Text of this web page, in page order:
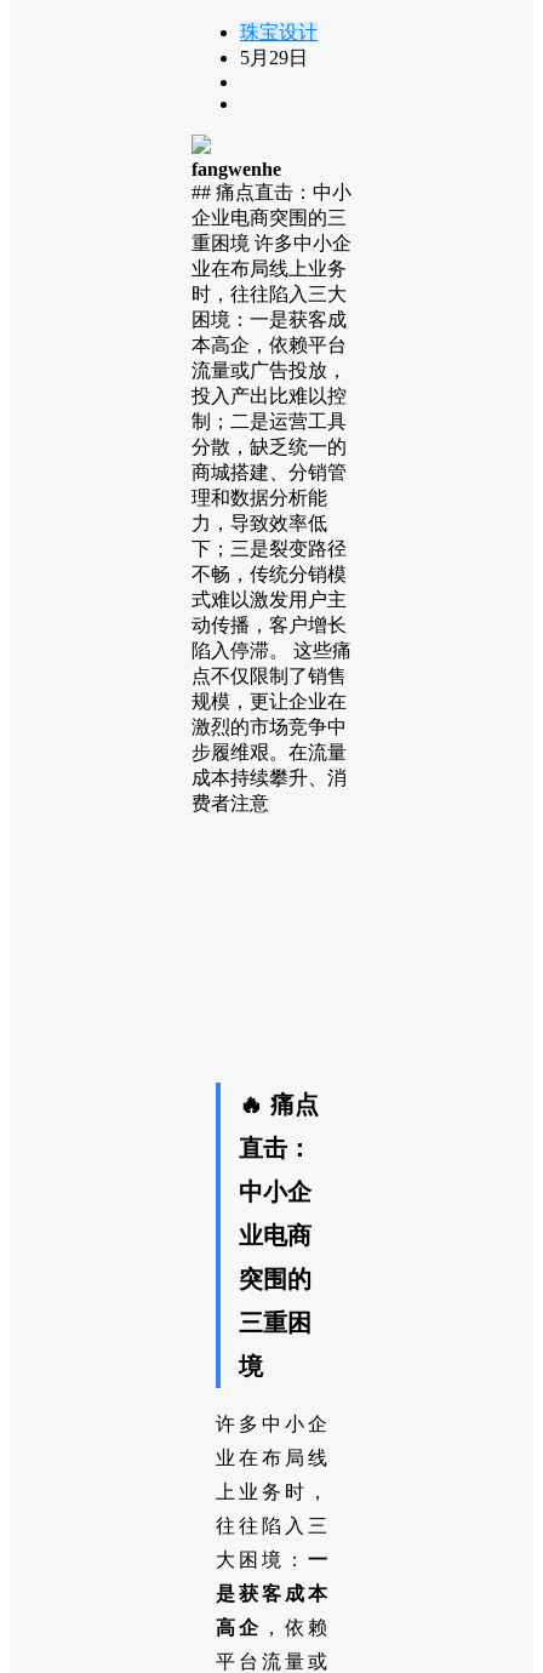
珠宝设计
5月29日
fangwenhe
## 痛点直击：中小
企业电商突围的三
重困境 许多中小企
业在布局线上业务
时，往往陷入三大
困境：一是获客成
本高企，依赖平台
流量或广告投放，
投入产出比难以控
制；二是运营工具
分散，缺乏统一的
商城搭建、分销管
理和数据分析能
力，导致效率低
下；三是裂变路径
不畅，传统分销模
式难以激发用户主
动传播，客户增长
陷入停滞。 这些痛
点不仅限制了销售
规模，更让企业在
激烈的市场竞争中
步履维艰。在流量
成本持续攀升、消
费者注意
🔥 痛点
直击：
中小企
业电商
突围的
三重困
境
许多中小企
业在布局线
上业务时，
往往陷入三
大困境： 一
是获客成本
高企 ，依赖
平台流量或